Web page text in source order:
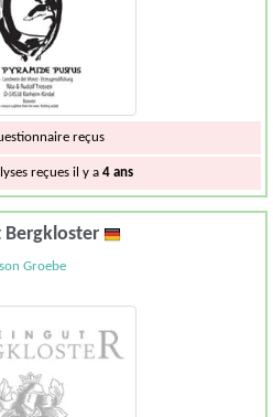
reçus
reçues il y a 4 ans
Bergkloster
Groebe